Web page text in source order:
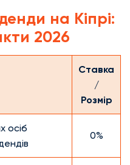
на Кіпрі:
2026
Ставка
/
Розмір
осіб
0%